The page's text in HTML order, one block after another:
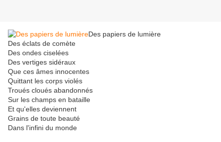
Des papiers de lumière
Des éclats de comète
Des ondes ciselées
Des vertiges sidéraux
Que ces âmes innocentes
Quittant les corps violés
Troués cloués abandonnés
Sur les champs en bataille
Et qu'elles deviennent
Grains de toute beauté
Dans l'infini du monde